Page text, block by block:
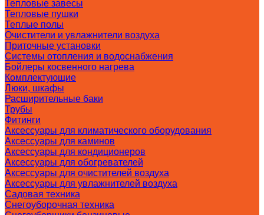
Тепловые завесы
Тепловые пушки
Теплые полы
Очистители и увлажнители воздуха
Приточные установки
Системы отопления и водоснабжения
Бойлеры косвенного нагрева
Комплектующие
Люки, шкафы
Расширительные баки
Трубы
Фитинги
Аксессуары для климатического оборудования
Аксессуары для каминов
Аксессуары для кондиционеров
Аксессуары для обогревателей
Аксессуары для очистителей воздуха
Аксессуары для увлажнителей воздуха
Садовая техника
Снегоуборочная техника